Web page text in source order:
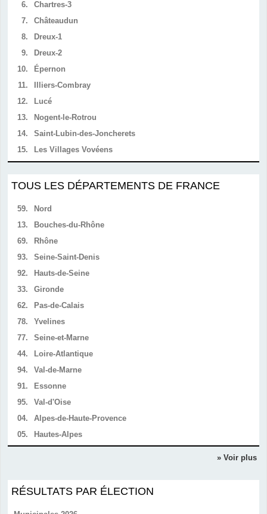
6.
Chartres-3
7.
Châteaudun
8.
Dreux-1
9.
Dreux-2
10.
Épernon
11.
Illiers-Combray
12.
Lucé
13.
Nogent-le-Rotrou
14.
Saint-Lubin-des-Joncherets
15.
Les Villages Vovéens
TOUS LES DÉPARTEMENTS DE FRANCE
59.
Nord
13.
Bouches-du-Rhône
69.
Rhône
93.
Seine-Saint-Denis
92.
Hauts-de-Seine
33.
Gironde
62.
Pas-de-Calais
78.
Yvelines
77.
Seine-et-Marne
44.
Loire-Atlantique
94.
Val-de-Marne
91.
Essonne
95.
Val-d'Oise
04.
Alpes-de-Haute-Provence
05.
Hautes-Alpes
» Voir plus
RÉSULTATS PAR ÉLECTION